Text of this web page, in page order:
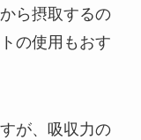
ら摂取するの
の使用もおす
が、吸収力の